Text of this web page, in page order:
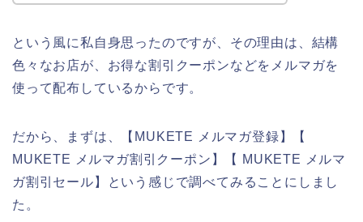
という風に私自身思ったのですが、その理由は、結構
色々なお店が、お得な割引クーポンなどをメルマガを
使って配布しているからです。
だから、まずは、【MUKETE メルマガ登録】【
MUKETE メルマガ割引クーポン】【 MUKETE メルマ
ガ割引セール】という感じで調べてみることにしまし
た。